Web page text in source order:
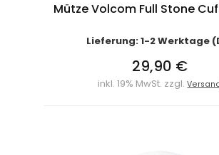
Mütze Volcom Full Stone
Lieferung: 1-2 Werktage
29,90 €
inkl. 19% MwSt. zzgl.